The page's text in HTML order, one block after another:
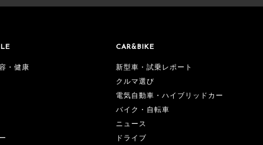
・健康
CAR&BIKE
新型車・試乗レポート
クルマ選び
電気自動車・ハイブリッドカー
バイク・自転車
ニュース
ドライブ